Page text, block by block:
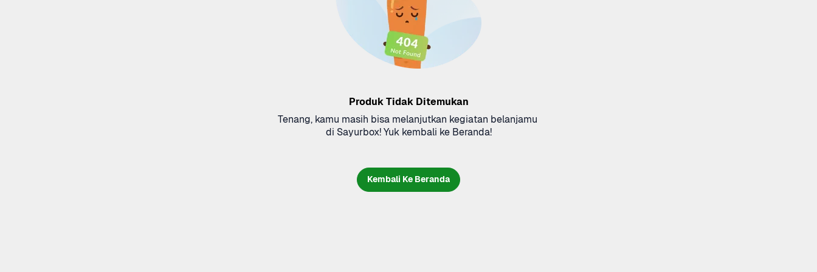
Produk Tidak Ditemukan
Tenang, kamu masih bisa melanjutkan kegiatan belanjamu
di Sayurbox! Yuk kembali ke Beranda!
Kembali Ke Beranda